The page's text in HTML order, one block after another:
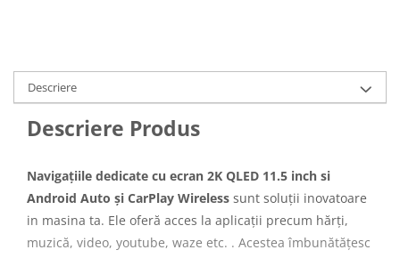
Playere auto
Navigatii 2 DIN
Navigatii 1 DIN
Accesorii navigatii
Descriere
Descriere Produs
Navigațiile dedicate cu ecran 2K QLED 11.5 inch si
Android Auto și CarPlay Wireless sunt soluții inovatoare
in masina ta. Ele oferă acces la aplicații precum hărți,
muzică, video, youtube, waze etc. . Acestea îmbunătățesc